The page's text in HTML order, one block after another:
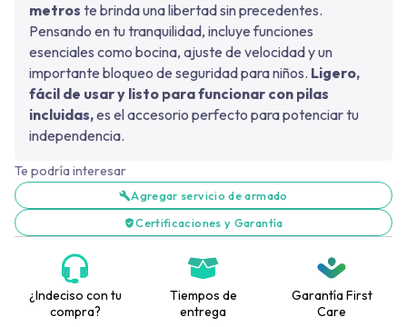
metros te brinda una libertad sin precedentes.
Pensando en tu tranquilidad, incluye funciones
esenciales como bocina, ajuste de velocidad y un
importante bloqueo de seguridad para niños. Ligero,
fácil de usar y listo para funcionar con pilas
incluidas,es el accesorio perfecto para potenciar tu
independencia.
Te podría interesar
Agregar servicio de armado
Certificaciones y Garantía
¿Indeciso con tu
compra?
Tiempos de
entrega
Garantía First
Care